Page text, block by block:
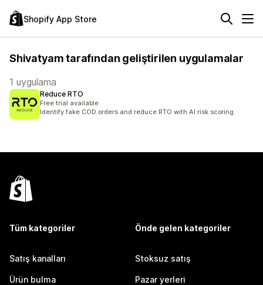
Shopify App Store
Shivatyam tarafından geliştirilen uygulamalar
1 uygulama
Reduce RTO
Free trial available
Identify fake COD orders and reduce RTO with AI risk scoring.
Tüm kategoriler
Satış kanalları
Ürün bulma
Önde gelen kategoriler
Stoksuz satış
Pazar yerleri